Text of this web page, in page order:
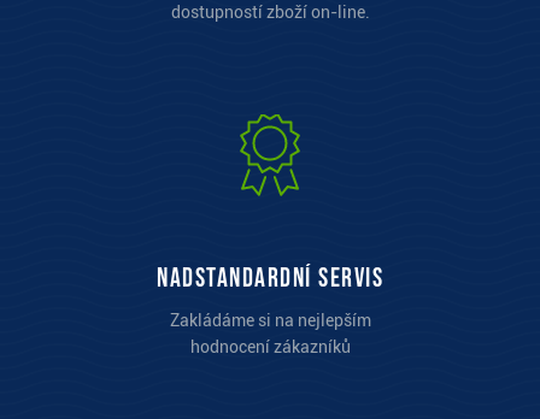
dostupností zboží on-line.
Nadstandardní servis
Zakládáme si na nejlepším
hodnocení zákazníků